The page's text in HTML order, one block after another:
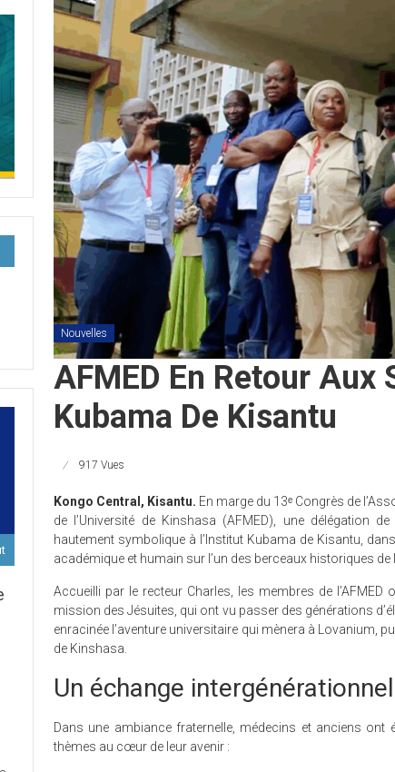
Nouvelles
AFMED En Retour Aux
Kubama De Kisantu
917 Vues
Kongo Central, Kisantu. En marge du 13ᵉ Congrès de
de l’Université de Kinshasa (AFMED), une délégation
hautement symbolique à l’Institut Kubama de Kisantu,
académique et humain sur l’un des berceaux historiques de
Accueilli par le recteur Charles, les membres de
mission des Jésuites, qui ont vu passer des générations
enracinée l’aventure universitaire qui mènera à Lovanium,
de Kinshasa.
Un échange
Dans une ambiance fraternelle, médecins et anciens ont
thèmes au cœur de leur avenir :